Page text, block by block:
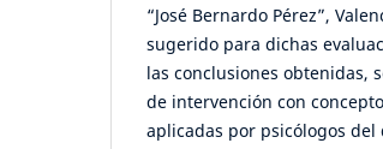
“José Bernardo Pérez”,
sugerido para dichas
las conclusiones obtenidas,
de intervención con
aplicadas por psicólogos